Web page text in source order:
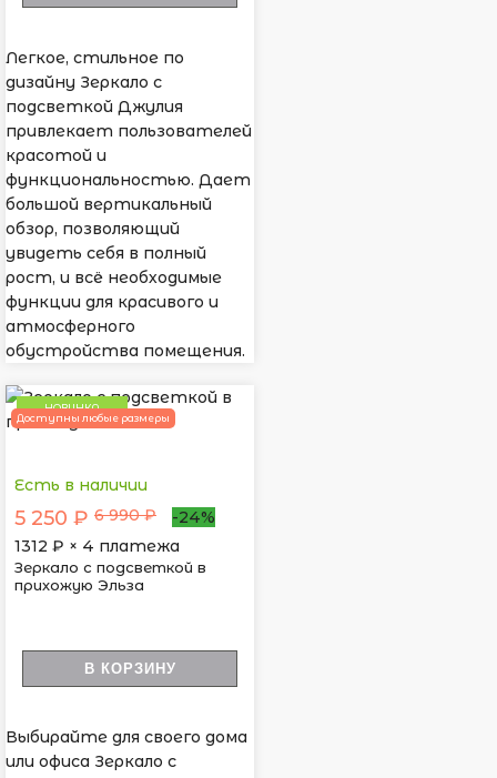
Легкое, стильное по
дизайну Зеркало с
подсветкой Джулия
привлекает пользователей
красотой и
функциональностью. Дает
большой вертикальный
обзор, позволяющий
увидеть себя в полный
рост, и всё необходимые
функции для красивого и
атмосферного
обустройства помещения.
НОВИНКА
Доступны любые размеры
Есть в наличии
5 250 ₽ 6 990 ₽
-24%
1312 ₽ × 4 платежа
Зеркало с подсветкой в
прихожую Эльза
В КОРЗИНУ
Выбирайте для своего дома
или офиса Зеркало с